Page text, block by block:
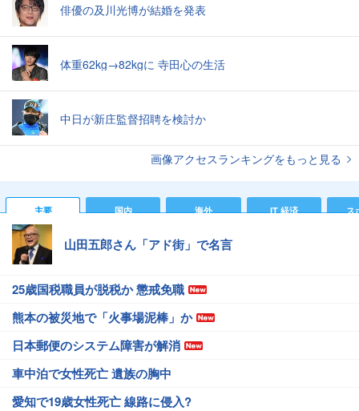
俳優の及川光博が結婚を発表
体重62kg→82kgに 寺田心の生活
中日が新庄監督招聘を検討か
画像アクセスランキングをもっと見る
主要 国内 海外 IT 経済 ス
山田五郎さん「アド街」で名言
25歳国税職員が脱税か 懲戒免職
熊本の被災地で「火事場泥棒」か
日本郵便のシステム障害が解消
車中泊で女性死亡 遺族の胸中
愛知で19歳女性死亡 線路に侵入?